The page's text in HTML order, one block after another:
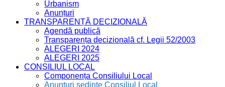
Urbanism
Anunțuri
TRANSPARENȚĂ DECIZIONALĂ
Agendă publică
Transparența decizională cf. Legii 52/2003
ALEGERI 2024
ALEGERI 2025
CONSILIUL LOCAL
Componența Consiliului Local
Anunțuri ședințe Consiliul Local